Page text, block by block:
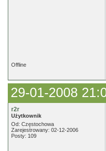
Offline
29-01-2008
r2r
Użytkownik
Od: Częstochowa
Zarejestrowany: 02-12-2006
Posty: 109